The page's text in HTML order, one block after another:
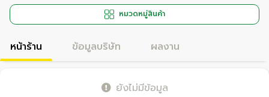
หมวดหมู่สินค้า
หน้าร้าน ข้อมูลบริษัท ผลงาน
ยังไม่มีข้อมูล